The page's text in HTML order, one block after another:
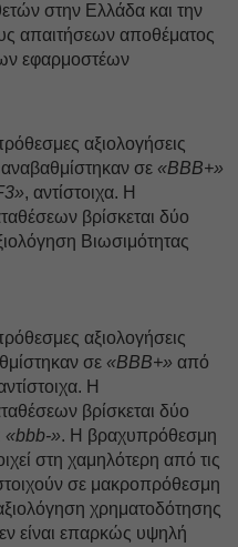
στην Ελλάδα και την
απαιτήσεων αποθέματος
εφαρμοστέων
αξιολογήσεις
σε «BBB+»
, αντίστοιχα. Η
βρίσκεται δύο
Βιωσιμότητας
αξιολογήσεις
σε «BBB+» από
Η
βρίσκεται δύο
«bbb-». Η βραχυπρόθεσμη
στη χαμηλότερη από τις
σε μακροπρόθεσμη
χρηματοδότησης
είναι επαρκώς υψηλή